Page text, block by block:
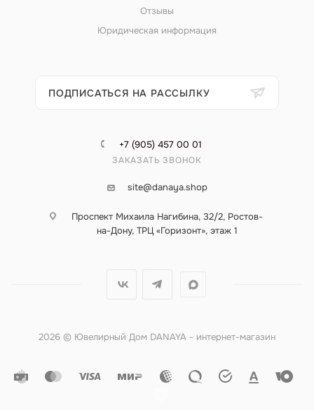
Отзывы
Юридическая информация
ПОДПИСАТЬСЯ НА РАССЫЛКУ
+7 (905) 457 00 01
ЗАКАЗАТЬ ЗВОНОК
site@danaya.shop
Проспект Михаила Нагибина, 32/2, Ростов-
на-Дону, ТРЦ «Горизонт», этаж 1
2026 © Ювелирный Дом DANAYA - интернет-магазин